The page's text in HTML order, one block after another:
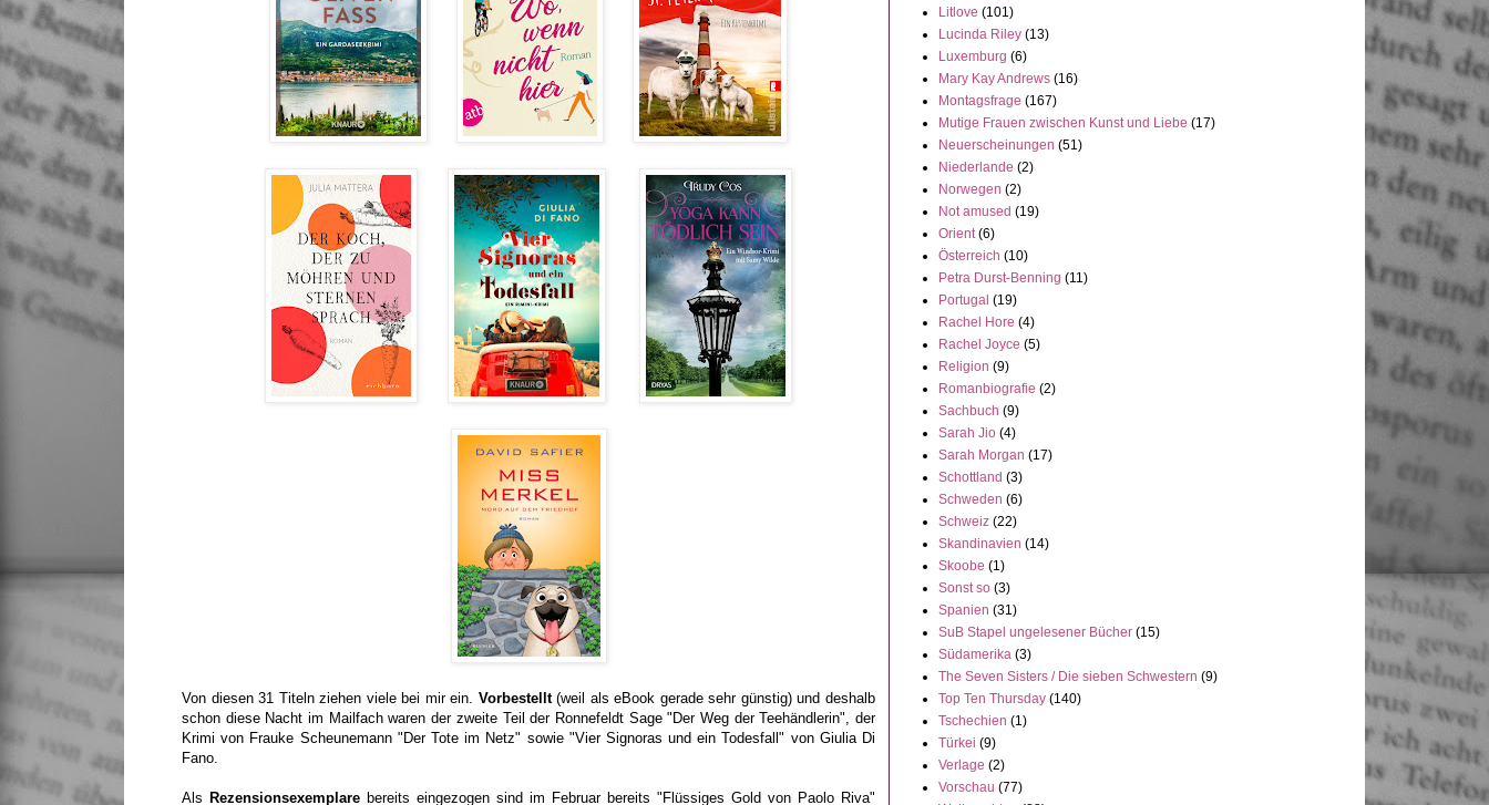
Von diesen 31 Titeln ziehen viele bei mir ein. Vorbestellt(weil als eBook gerade sehr günstig) und deshalb
schon diese Nacht im Mailfach waren der zweite Teil der Ronnefeldt Sage "Der Weg der Teehändlerin", der
Krimi von Frauke Scheunemann "Der Tote im Netz" sowie "Vier Signoras und ein Todesfall" von Giulia Di
Fano.
Als Rezensionsexemplare bereits eingezogen sind im Februar bereits "Flüssiges Gold von Paolo Riva"
Litlove (101)
Lucinda Riley (13)
Luxemburg (6)
Mary Kay Andrews (16)
Montagsfrage (167)
Mutige Frauen zwischen Kunst und Liebe (17)
Neuerscheinungen (51)
Niederlande (2)
Norwegen (2)
Not amused (19)
Orient (6)
Österreich (10)
Petra Durst-Benning (11)
Portugal (19)
Rachel Hore (4)
Rachel Joyce (5)
Religion (9)
Romanbiografie (2)
Sachbuch (9)
Sarah Jio (4)
Sarah Morgan (17)
Schottland (3)
Schweden (6)
Schweiz (22)
Skandinavien (14)
Skoobe (1)
Sonst so (3)
Spanien (31)
SuB Stapel ungelesener Bücher (15)
Südamerika (3)
The Seven Sisters / Die sieben Schwestern (9)
Top Ten Thursday (140)
Tschechien (1)
Türkei (9)
Verlage (2)
Vorschau (77)